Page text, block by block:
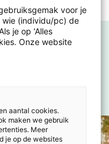
voor je
wie (individu/pc) de
je op ‘Alles
Onze website
aantal cookies.
maken we gebruik
Meer
je op de websites